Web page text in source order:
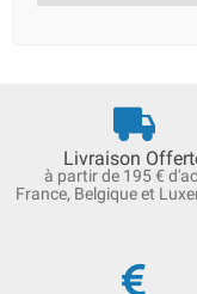
Livraison
à partir de 195 €
France, Belgique et